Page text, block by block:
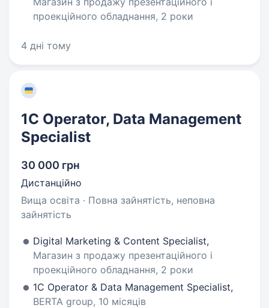
проекційного обладнання, 2 роки
4 дні тому
1С Operator, Data Management
Specialist
30 000 грн
Дистанційно
Вища освіта · Повна зайнятість, неповна
зайнятість
Digital Marketing & Content Specialist,
Магазин з продажу презентаційного і
проекційного обладнання, 2 роки
1С Operator & Data Management Specialist,
BERTA group, 10 місяців